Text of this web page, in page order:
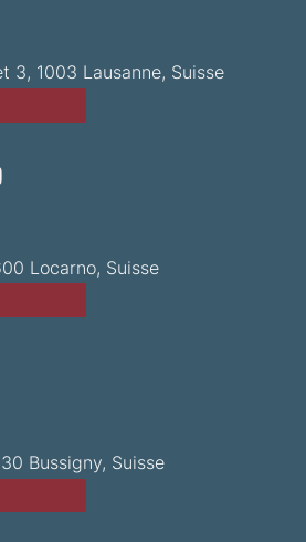
3, 1003 Lausanne, Suisse
Locarno, Suisse
Bussigny, Suisse